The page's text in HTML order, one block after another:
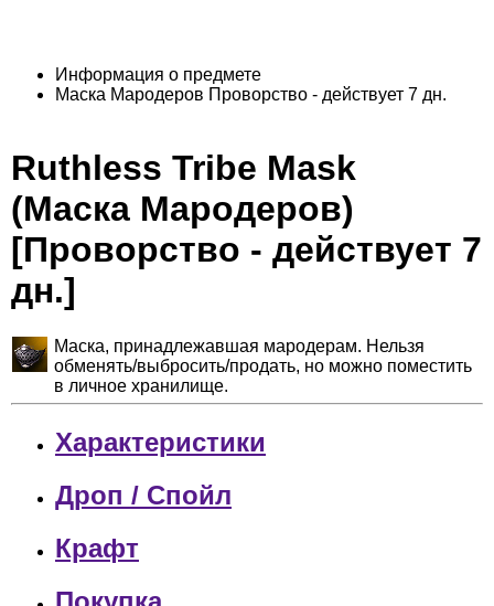
Информация о предмете
Маска Мародеров Проворство - действует 7 дн.
Ruthless Tribe Mask
(Маска Мародеров)
[Проворство - действует 7
дн.]
Маска, принадлежавшая мародерам. Нельзя
обменять/выбросить/продать, но можно поместить
в личное хранилище.
Характеристики
Дроп / Спойл
Крафт